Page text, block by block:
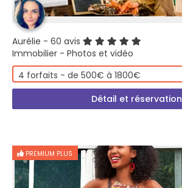
Aurélie - 60 avis
Immobilier - Photos et vidéo
4 forfaits - de 500€ à 1800€
Détail et réservation
PREMIUM PLUS